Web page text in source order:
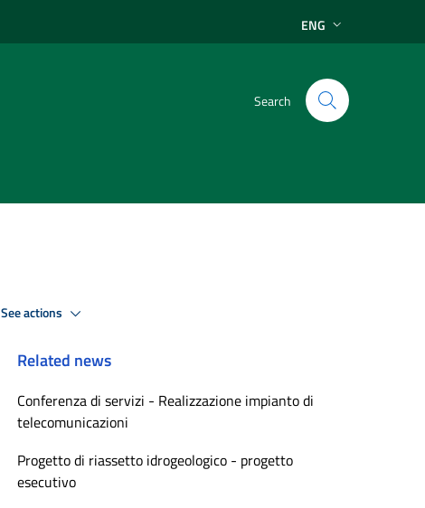
ENG
Search
See actions
Related news
Conferenza di servizi - Realizzazione impianto di
telecomunicazioni
Progetto di riassetto idrogeologico - progetto
esecutivo